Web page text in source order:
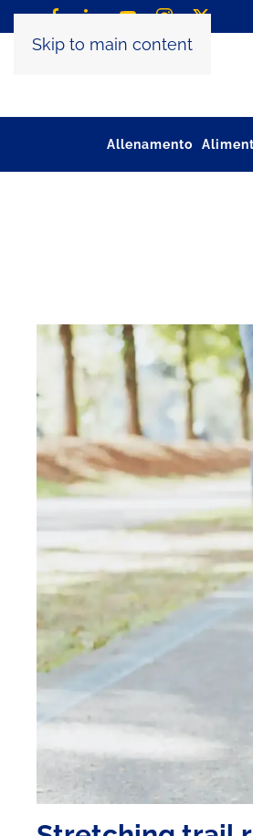
Skip to main content
Allenamento